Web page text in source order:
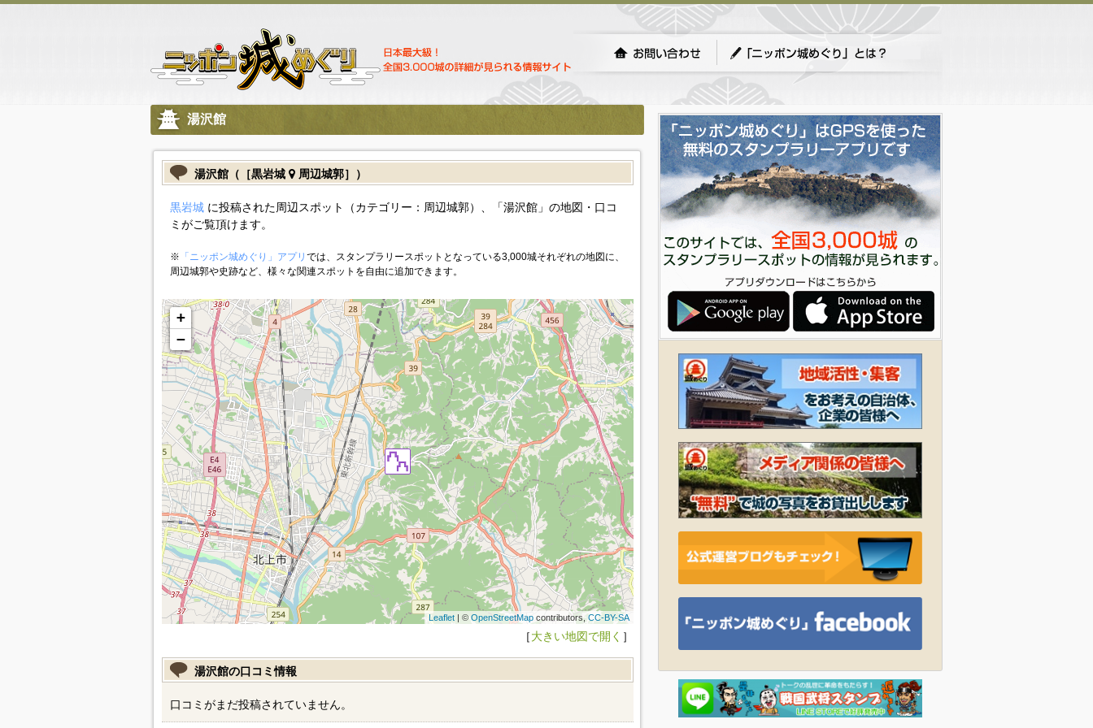
湯沢館
湯沢館（［黒岩城 周辺城郭］）
黒岩城に投稿された周辺スポット（カテゴリー：周辺城郭）、「湯沢館」の地図・口コ
ミがご覧頂けます。
※ 「ニッポン城めぐり」アプリ では、スタンプラリースポットとなっている3,000城それぞれの地図に、
周辺城郭や史跡など、様々な関連スポットを自由に追加できます。
+
−
Leaflet| © OpenStreetMapcontributors, CC-BY-SA
［大きい地図で開く ］
湯沢館の口コミ情報
口コミがまだ投稿されていません。